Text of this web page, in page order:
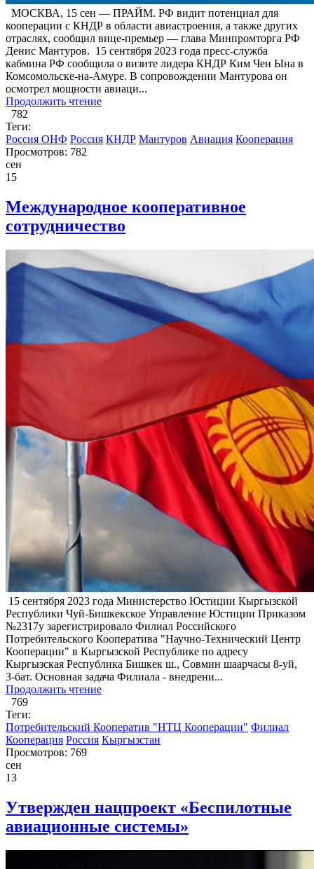
МОСКВА, 15 сен — ПРАЙМ. РФ видит потенциал для
кооперации с КНДР в области авиастроения, а также других
отраслях, сообщил вице-премьер — глава Минпромторга РФ
Денис Мантуров. ​ 15 сентября 2023 года пресс-служба
кабмина РФ сообщила о визите лидера КНДР Ким Чен Ына в
Комсомольске-на-Амуре. В сопровождении Мантурова он
осмотрел мощности авиаци...
Продолжить чтение
782
Теги:
Россия ОНФ Россия КНДР Мантуров Авиация Кооперация
Просмотров: 782
сен
15
Международное кооперативное
сотрудничество
​ 15 сентября 2023 года Министерство Юстиции Кыргызской
Республики Чуй-Бишкекское Управление Юстиции Приказом
№2317у зарегистрировало Филиал Российского
Потребительского Кооператива "Научно-Технический Центр
Кооперации" в Кыргызской Республике по адресу
Кыргызская Республика Бишкек ш., Совмин шаарчасы 8-уй,
3-бат. Основная задача Филиала - внедрени...
Продолжить чтение
769
Теги:
Потребительский Кооператив "НТЦ Кооперации" Филиал
Кооперация Россия Кыргызстан
Просмотров: 769
сен
13
Утвержден нацпроект «Беспилотные
авиационные системы»